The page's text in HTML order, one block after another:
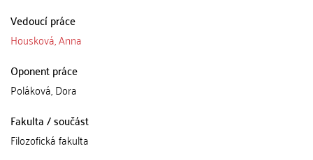
Vedoucí práce
Housková, Anna
Oponent práce
Poláková, Dora
Fakulta / součást
Filozofická fakulta